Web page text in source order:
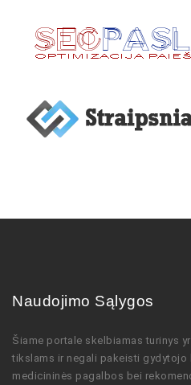
Naudojimo Sąlygos
Šiame portale skelbiamas turinys
tikslams ir negali pakeisti gydytojo
medicininės pagalbos bei